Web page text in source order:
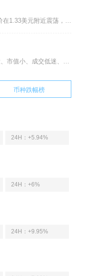
截至最新盘面行情，瑞波币实时报价在1.33美元附近震荡，短期整体偏弱但中长期基本面支撑明确
ABEL币价格低廉，核心是流通量大、市值小、成交低迷、释放周期长、应用落地不足、早期跌幅过
币种跌幅榜
24H： +5.94%
24H： +6%
24H： +9.95%